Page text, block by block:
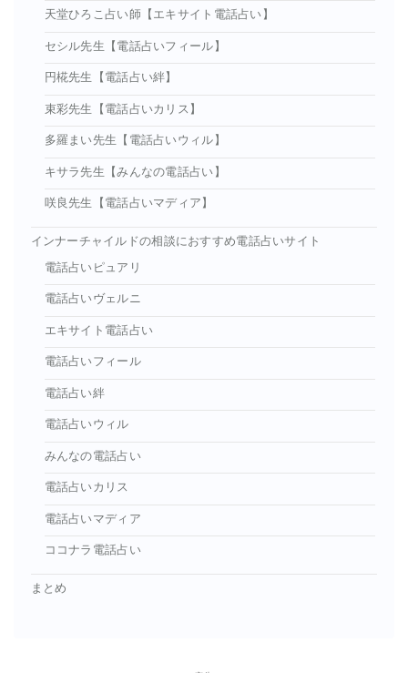
天堂ひろこ占い師【エキサイト電話占い】
セシル先生【電話占いフィール】
円椛先生【電話占い絆】
束彩先生【電話占いカリス】
多羅まい先生【電話占いウィル】
キサラ先生【みんなの電話占い】
咲良先生【電話占いマディア】
インナーチャイルドの相談におすすめ電話占いサイト
電話占いピュアリ
電話占いヴェルニ
エキサイト電話占い
電話占いフィール
電話占い絆
電話占いウィル
みんなの電話占い
電話占いカリス
電話占いマディア
ココナラ電話占い
まとめ